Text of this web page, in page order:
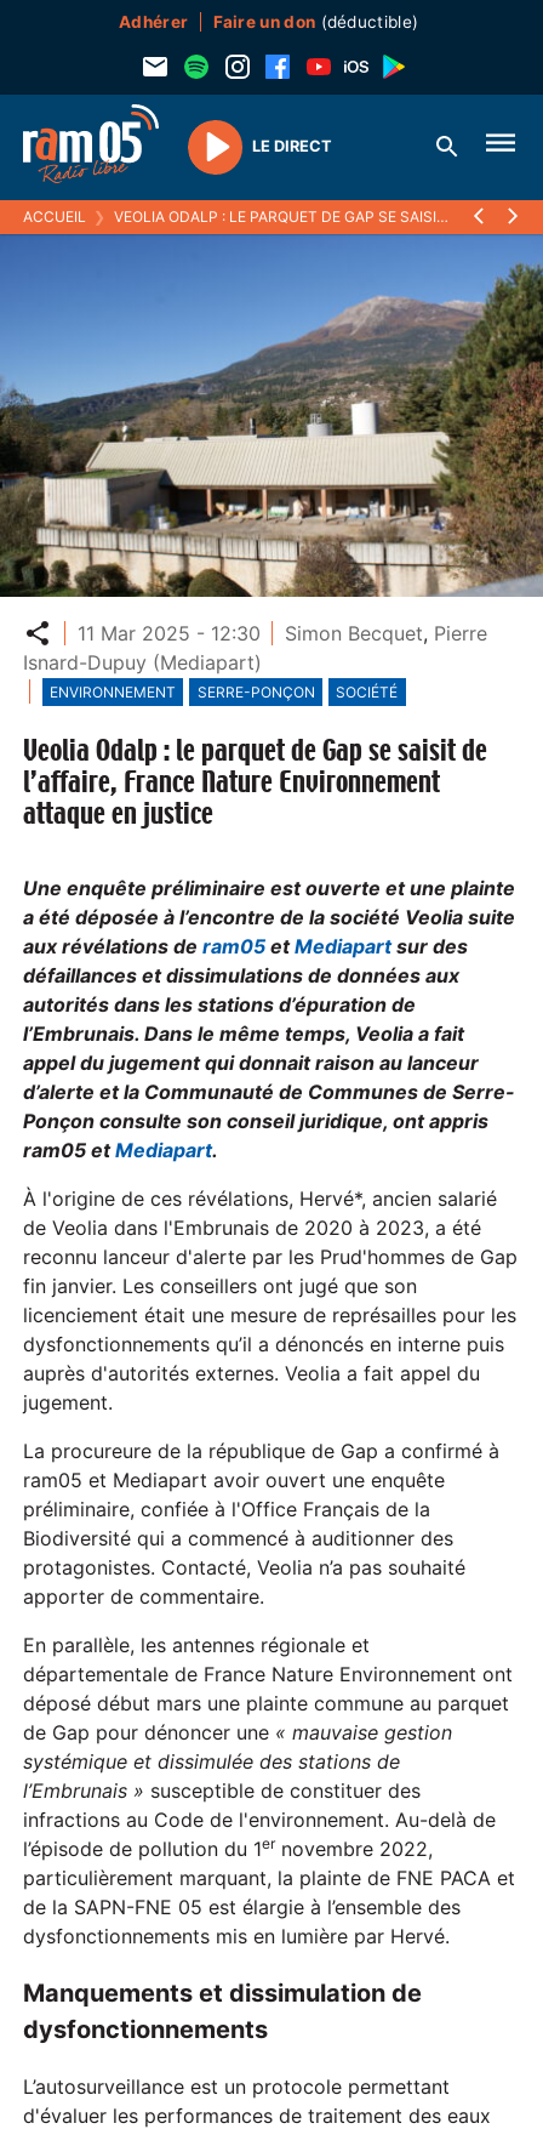
Adhérer Faire un don (déductible)
Play
LE DIRECT
ACCUEIL ❯ VEOLIA ODALP : LE PARQUET DE GAP SE SAISIT DE L’AFFAIRE, FRANCE NATURE ENVIRONNEMENT ATTAQUE EN JUSTICE
Partager
11 Mar 2025 - 12:30 Simon Becquet, Pierre
Isnard-Dupuy (Mediapart)
ENVIRONNEMENT SERRE-PONÇON SOCIÉTÉ
Veolia Odalp : le parquet de Gap se saisit de
l’affaire, France Nature Environnement
attaque en justice
Une enquête préliminaire est ouverte et une plainte
a été déposée à l’encontre de la société Veolia suite
aux révélations deram05 etMediapartsur des
défaillances et dissimulations de données aux
autorités dans les stations d’épuration de
l’Embrunais. Dans le même temps, Veolia a fait
appel du jugement qui donnait raison au lanceur
d’alerte et la Communauté de Communes de Serre-
Ponçon consulte son conseil juridique, ont appris
ram05 etMediapart.
À l'origine de ces révélations, Hervé*, ancien salarié
de Veolia dans l'Embrunais de 2020 à 2023, a été
reconnu lanceur d'alerte par les Prud'hommes de Gap
fin janvier. Les conseillers ont jugé que son
licenciement était une mesure de représailles pour les
dysfonctionnements qu’il a dénoncés en interne puis
auprès d'autorités externes. Veolia a fait appel du
jugement.
La procureure de la république de Gap a confirmé à
ram05 et Mediapart avoir ouvert une enquête
préliminaire, confiée à l'Office Français de la
Biodiversité qui a commencé à auditionner des
protagonistes. Contacté, Veolia n’a pas souhaité
apporter de commentaire.
En parallèle, les antennes régionale et
départementale de France Nature Environnement ont
déposé début mars une plainte commune au parquet
de Gap pour dénoncer une « mauvaise gestion
systémique et dissimulée des stations de
l’Embrunais » susceptible de constituer des
infractions au Code de l'environnement. Au-delà de
l’épisode de pollution du 1ernovembre 2022,
particulièrement marquant, la plainte de FNE PACA et
de la SAPN-FNE 05 est élargie à l’ensemble des
dysfonctionnements mis en lumière par Hervé.
Manquements et dissimulation de
dysfonctionnements
L’autosurveillance est un protocole permettant
d'évaluer les performances de traitement des eaux